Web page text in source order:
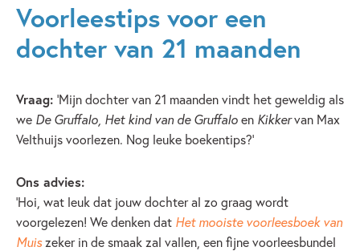
Voorleestips voor een
dochter van 21 maanden
Vraag: ‘Mijn dochter van 21 maanden vindt het geweldig als
we De Gruffalo, Het kind van de Gruffaloen Kikkervan Max
Velthuijs voorlezen. Nog leuke boekentips?’
Ons advies:
‘Hoi, wat leuk dat jouw dochter al zo graag wordt
voorgelezen! We denken dat Het mooiste voorleesboek van
Muiszeker in de smaak zal vallen, een fijne voorleesbundel